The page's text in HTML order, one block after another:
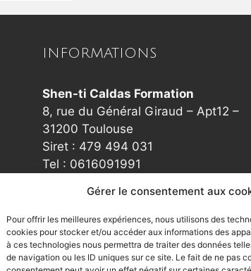
Gérer le consentement aux
Pour offrir les meilleures expériences, nous utilisons des
cookies pour stocker et/ou accéder aux informations des
à ces technologies nous permettra de traiter des données
de navigation ou les ID uniques sur ce site. Le fait de ne pas
INFORMATIONS
Shen-ti Caldas Formation
8, rue du Général Giraud – Apt12 –
31200 Toulouse
Siret : 479 494 031
Tel : 0616091991